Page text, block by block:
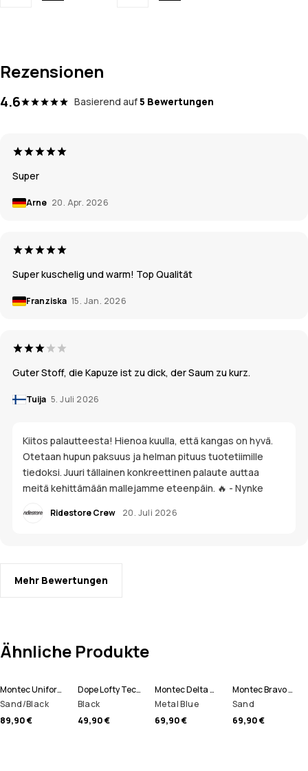
Rezensionen
4.6 Basierend auf5 Bewertungen
Super
Arne 20. Apr. 2026
Super kuschelig und warm! Top Qualität
Franziska 15. Jan. 2026
Guter Stoff, die Kapuze ist zu dick, der Saum zu kurz.
Tuija 5. Juli 2026
Kiitos palautteesta! Hienoa kuulla, että kangas on hyvä.
Otetaan hupun paksuus ja helman pituus tuotetiimille
tiedoksi. Juuri tällainen konkreettinen palaute auttaa
meitä kehittämään mallejamme eteenpäin. 🔥 - Nynke
Ridestore Crew 20. Juli 2026
Mehr Bewertungen
Ähnliche Produkte
Montec Uniform W Fleece Hoodie Damen
Sand/Black
89,90 €
Dope Lofty Tech Leggings Damen
Black
49,90 €
Montec Delta W Fleece Hoodie Damen
Metal Blue
69,90 €
Montec Bravo W Fleecepullover Damen
Sand
69,90 €